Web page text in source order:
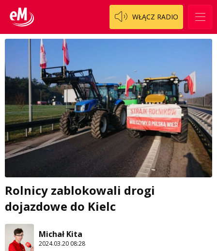
WŁĄCZ RADIO
Rolnicy zablokowali drogi
dojazdowe do Kielc
Michał Kita
2024.03.20 08:28